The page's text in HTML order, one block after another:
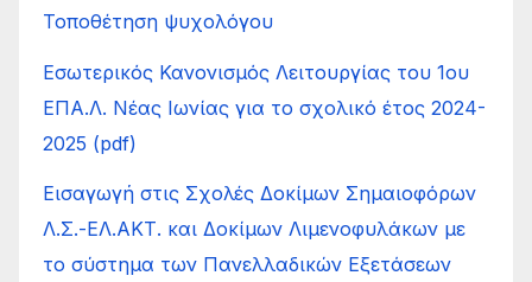
Τοποθέτηση ψυχολόγου
Εσωτερικός Κανονισμός Λειτουργίας του 1ου
ΕΠΑ.Λ. Νέας Ιωνίας για το σχολικό έτος 2024-
2025 (pdf)
Εισαγωγή στις Σχολές Δοκίμων Σημαιοφόρων
Λ.Σ.-ΕΛ.ΑΚΤ. και Δοκίμων Λιμενοφυλάκων με
το σύστημα των Πανελλαδικών Εξετάσεων